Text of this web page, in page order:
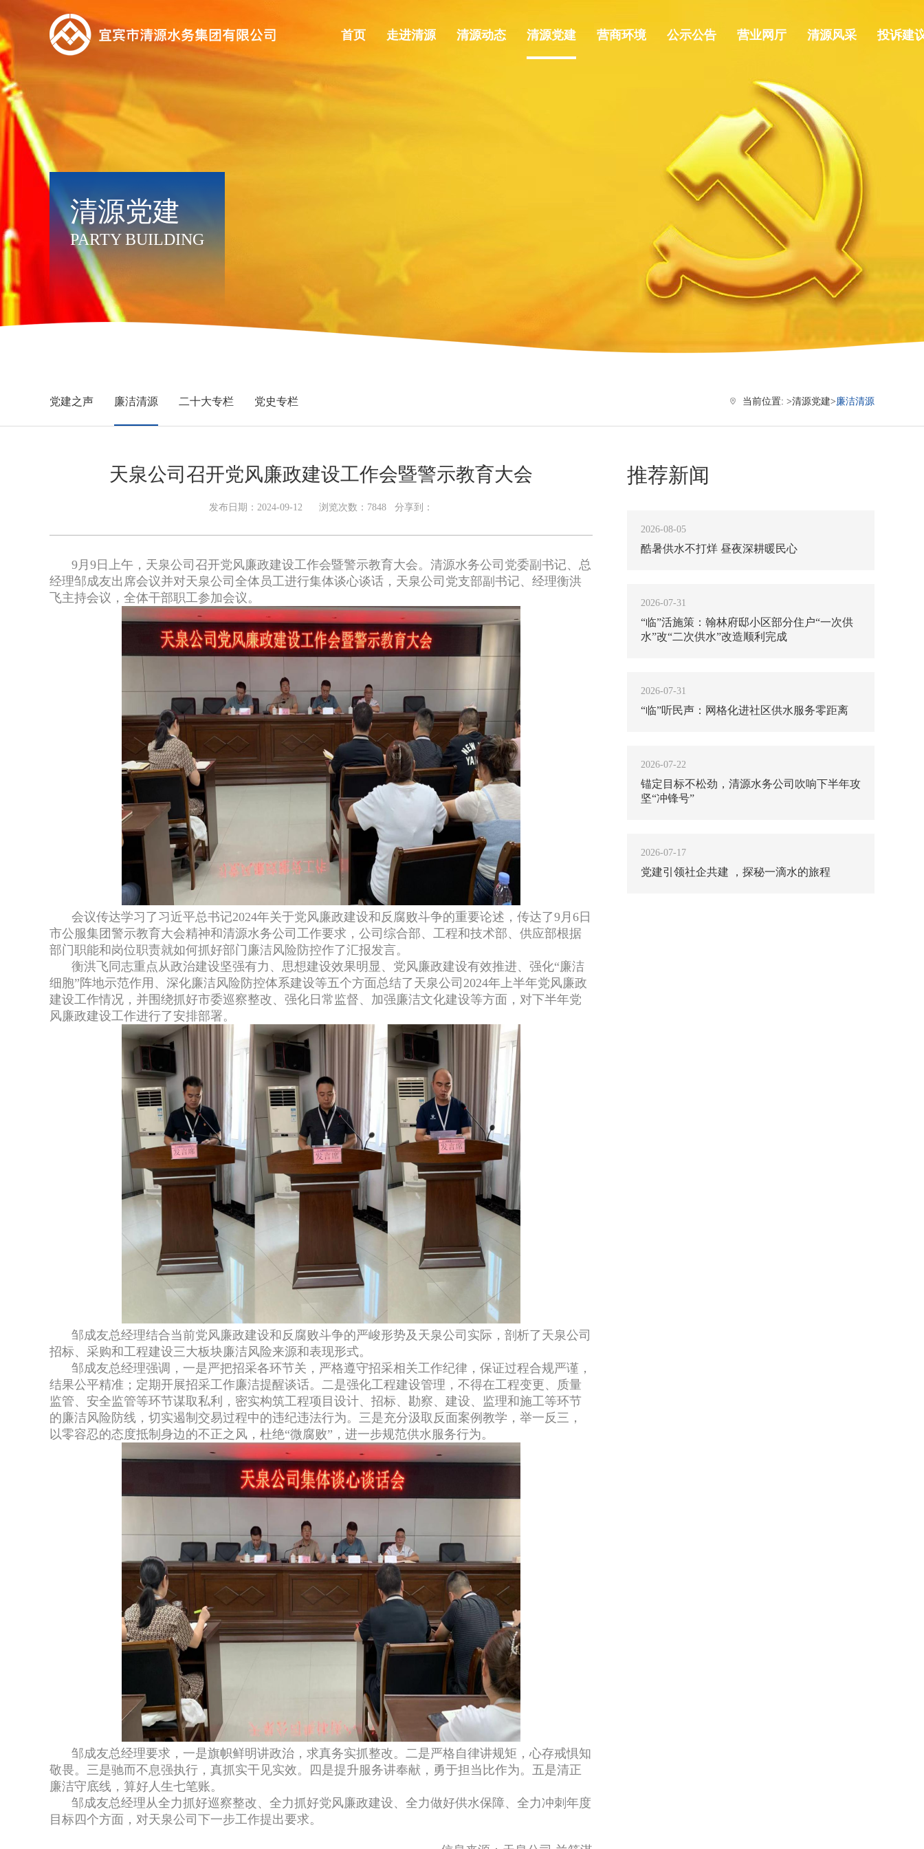
首页 走进清源 清源动态 清源党建 营商环境 公示公告 营业网厅 清源风采 投诉建
清源党建
PARTY BUILDING
党建之声 廉洁清源 二十大专栏 党史专栏 当前位置: >清源党建>廉洁清源
天泉公司召开党风廉政建设工作会暨警示教育大会
发布日期：2024-09-12 浏览次数： 7848 分享到：
9月9日上午，天泉公司召开党风廉政建设工作会暨警示教育大会。清源水务公司党委副书记、总
经理邹成友出席会议并对天泉公司全体员工进行集体谈心谈话，天泉公司党支部副书记、经理衡洪
飞主持会议，全体干部职工参加会议。
会议传达学习了习近平总书记2024年关于党风廉政建设和反腐败斗争的重要论述，传达了9月6日
市公服集团警示教育大会精神和清源水务公司工作要求，公司综合部、工程和技术部、供应部根据
部门职能和岗位职责就如何抓好部门廉洁风险防控作了汇报发言。
衡洪飞同志重点从政治建设坚强有力、思想建设效果明显、党风廉政建设有效推进、强化“廉洁
细胞”阵地示范作用、深化廉洁风险防控体系建设等五个方面总结了天泉公司2024年上半年党风廉政
建设工作情况，并围绕抓好市委巡察整改、强化日常监督、加强廉洁文化建设等方面，对下半年党
风廉政建设工作进行了安排部署。
邹成友总经理结合当前党风廉政建设和反腐败斗争的严峻形势及天泉公司实际，剖析了天泉公司
招标、采购和工程建设三大板块廉洁风险来源和表现形式。
邹成友总经理强调，一是严把招采各环节关，严格遵守招采相关工作纪律，保证过程合规严谨，
结果公平精准；定期开展招采工作廉洁提醒谈话。二是强化工程建设管理，不得在工程变更、质量
监管、安全监管等环节谋取私利，密实构筑工程项目设计、招标、勘察、建设、监理和施工等环节
的廉洁风险防线，切实遏制交易过程中的违纪违法行为。三是充分汲取反面案例教学，举一反三，
以零容忍的态度抵制身边的不正之风，杜绝“微腐败”，进一步规范供水服务行为。
邹成友总经理要求，一是旗帜鲜明讲政治，求真务实抓整改。二是严格自律讲规矩，心存戒惧知
敬畏。三是驰而不息强执行，真抓实干见实效。四是提升服务讲奉献，勇于担当比作为。五是清正
廉洁守底线，算好人生七笔账。
邹成友总经理从全力抓好巡察整改、全力抓好党风廉政建设、全力做好供水保障、全力冲刺年度
目标四个方面，对天泉公司下一步工作提出要求。
推荐新闻
2026-08-05
酷暑供水不打烊 昼夜深耕暖民心
2026-07-31
“临”活施策：翰林府邸小区部分住户“一次供
水”改“二次供水”改造顺利完成
2026-07-31
“临”听民声：网格化进社区供水服务零距离
2026-07-22
锚定目标不松劲，清源水务公司吹响下半年攻
坚“冲锋号”
2026-07-17
党建引领社企共建 ，探秘一滴水的旅程